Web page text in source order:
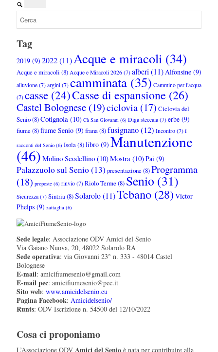
Tag
2019(9) 2022(11)Acque e miracoli(34)
Acque e miracoli (8) Acque e Miracoli 2026(7) alberi (11)Alfonsine(9)
alluvione(7) argini(7) camminata(35) Cammino per l'acqua
(7) casse(24)Casse di espansione (26)
Castel Bolognese(19)ciclovia(17) Ciclovia del
Senio(8)Cotignola(10) Cà San Giovanni(6) Diga steccaia(7) erbe(9)
fiume(8)fiume Senio(9) frana(8)fusignano(12) Incontro(7) I
racconti del Senio(6) Isola(8)libro(9) Manutenzione
(46) Molino Scodellino(10)Mostra(10)Pai(9)
Palazzuolo sul Senio(13) presentazione(8)Programma
(18) proposte(6) rinvio(7) Riolo Terme(8) Senio (31)
Sicurezza(7) Sintria(8)Solarolo(11)Tebano(28) Victor
Phelps(9) zattaglia(6)
Sede legale: Associazione ODV Amici del Senio
Via Gaiano Nuova, 20, 48022 Solarolo RA
Sede operativa: via Giovanni 23° n. 333 - 48014 Castel
Bolognese
E-mail: amicifiumesenio@gmail.com
E-mail pec: amicifiumesenio@pec.it
Sito web: www.amicidelsenio.eu
Pagina Facebook: Amicidelsenio/
Runts: ODV Iscrizione n. 54500 del 12/10/2022
Cosa ci proponiamo
L’Associazione ODV Amici del Senioè nata per contribuire alla